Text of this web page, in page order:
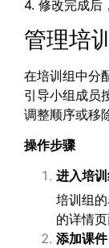
4. 修改完成后
管理培
在培训组中分
引导小组成员
调整顺序或移
操作步骤
进入培
培训组
的详情页
添加课件